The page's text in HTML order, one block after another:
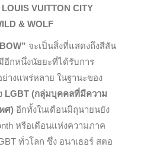
VUITTON CITY
& WOLF
จะเป็นสิ่งที่แสดงถึงสีสัน
อีกหนึ่งนัยยะที่ได้รับการ
างแพร่หลาย ในฐานะของ
LGBT (กลุ่มบุคคลที่มีความ
ศ) อีกทั้งในเดือนมิถุนายนยัง
หรือเดือนแห่งความภาค
ทั่วโลก ซึ่ง อนาเธอร์ สตอ